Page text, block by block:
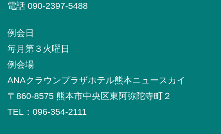
電話 090-2397-5488
例会日
毎月第３火曜日
例会場
ANAクラウンプラザホテル熊本ニュースカイ
〒860-8575 熊本市中央区東阿弥陀寺町２
TEL：096-354-2111